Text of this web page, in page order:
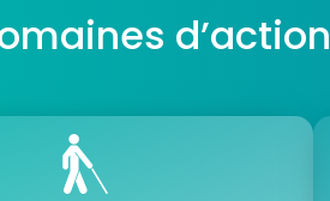
d’action